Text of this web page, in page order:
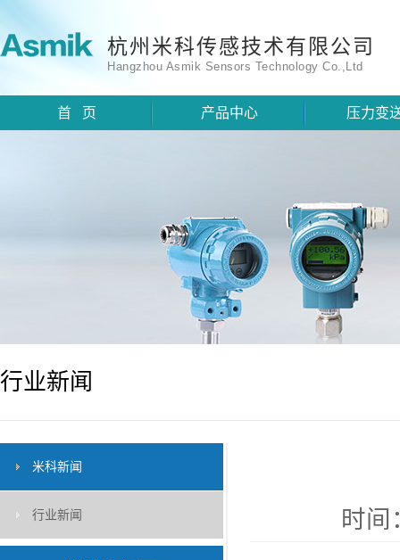
杭州米科传感技术有限公司
Hangzhou Asmik Sensors Technology Co.,Ltd
首 页 产品中心 压力变
行业新闻
米科新闻
行业新闻 时间